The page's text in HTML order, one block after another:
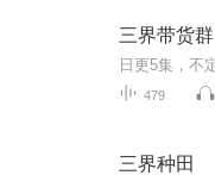
三界带货群
479
三界种田